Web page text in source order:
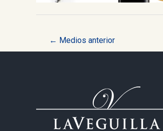
Navegación
← Medios anterior